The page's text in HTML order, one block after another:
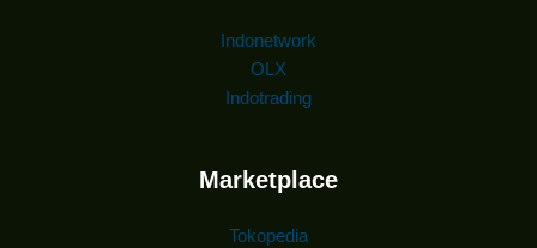
Indonetwork
OLX
Indotrading
Marketplace
Tokopedia